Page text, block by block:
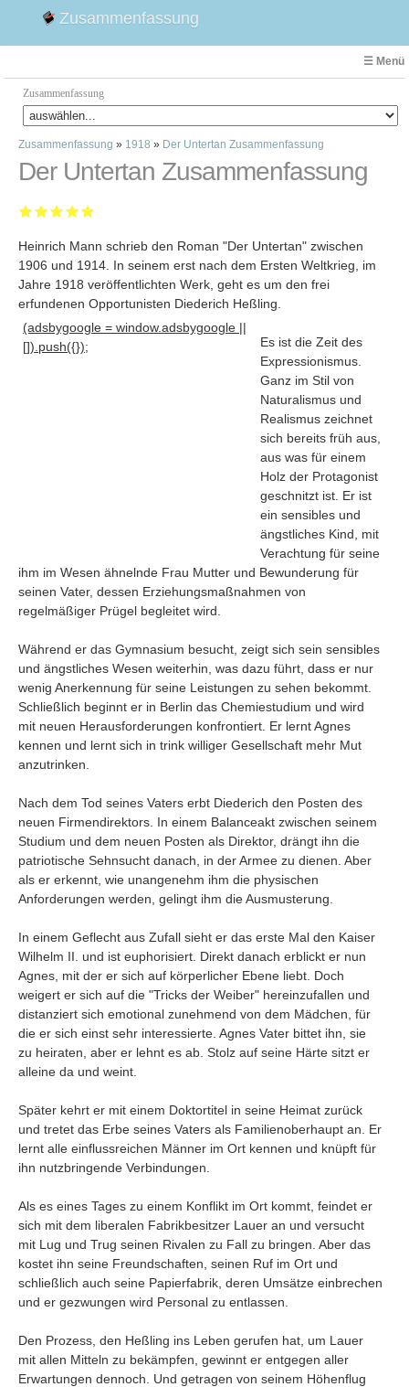
Zusammenfassung
☰ Menü
Zusammenfassung
Faust
Willhelm Tell
1. Weltkrieg Zusammenfassung
2. Weltkrieg
Weimarer Republik
Die Räuber
Maria Stuart
Navigation
News
Kontaktieren
Umfragen
Letzte Beiträge
Aktive Forenbeiträge
Dies ist das Forum um neue Funktionen und Information zu Wünschen
Regeln (Bitte vor dem posten lesen)
Regeln (Bitte vor dem posten lesen)
Zusammenfassung » 1918 » Der Untertan Zusammenfassung
Der Untertan Zusammenfassung
Heinrich Mann schrieb den Roman "Der Untertan" zwischen
1906 und 1914. In seinem erst nach dem Ersten Weltkrieg, im
Jahre 1918 veröffentlichten Werk, geht es um den frei
erfundenen Opportunisten Diederich Heßling
(adsbygoogle = window.adsbygoogle ||
[]).push({});
Es ist die Zeit des
Expressionismus.
Ganz im Stil von
Naturalismus und
Realismus zeichnet
sich bereits früh aus,
aus was für einem
Holz der Protagonist
geschnitzt ist. Er ist
ein sensibles und
ängstliches Kind, mit
Verachtung für seine
ihm im Wesen ähnelnde Frau Mutter und Bewunderung für
seinen Vater, dessen Erziehungsmaßnahmen von
regelmäßiger Prügel begleitet wird.
Während er das Gymnasium besucht, zeigt sich sein sensibles
und ängstliches Wesen weiterhin, was dazu führt, dass er nur
wenig Anerkennung für seine Leistungen zu sehen bekommt.
Schließlich beginnt er in Berlin das Chemiestudium und wird
mit neuen Herausforderungen konfrontiert. Er lernt Agnes
kennen und lernt sich in trink williger Gesellschaft mehr Mut
anzutrinken.
Nach dem Tod seines Vaters erbt Diederich den Posten des
neuen Firmendirektors. In einem Balanceakt zwischen seinem
Studium und dem neuen Posten als Direktor, drängt ihn die
patriotische Sehnsucht danach, in der Armee zu dienen. Aber
als er erkennt, wie unangenehm ihm die physischen
Anforderungen werden, gelingt ihm die Ausmusterung.
In einem Geflecht aus Zufall sieht er das erste Mal den Kaiser
Wilhelm II. und ist euphorisiert. Direkt danach erblickt er nun
Agnes, mit der er sich auf körperlicher Ebene liebt. Doch
weigert er sich auf die "Tricks der Weiber" hereinzufallen und
distanziert sich emotional zunehmend von dem Mädchen, für
die er sich einst sehr interessierte. Agnes Vater bittet ihn, sie
zu heiraten, aber er lehnt es ab. Stolz auf seine Härte sitzt er
alleine da und weint.
Später kehrt er mit einem Doktortitel in seine Heimat zurück
und tretet das Erbe seines Vaters als Familienoberhaupt an. Er
lernt alle einflussreichen Männer im Ort kennen und knüpft für
ihn nutzbringende Verbindungen.
Als es eines Tages zu einem Konflikt im Ort kommt, feindet er
sich mit dem liberalen Fabrikbesitzer Lauer an und versucht
mit Lug und Trug seinen Rivalen zu Fall zu bringen. Aber das
kostet ihn seine Freundschaften, seinen Ruf im Ort und
schließlich auch seine Papierfabrik, deren Umsätze einbrechen
und er gezwungen wird Personal zu entlassen.
Den Prozess, den Heßling ins Leben gerufen hat, um Lauer
mit allen Mitteln zu bekämpfen, gewinnt er entgegen aller
Erwartungen dennoch. Und getragen von seinem Höhenflug